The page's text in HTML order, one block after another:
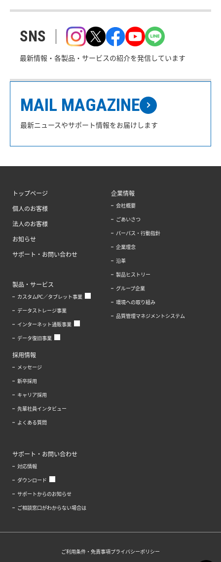
SNS
最新情報・各製品・サービスの紹介を発信しています
MAIL MAGAZINE
最新ニュースやサポート情報をお届けします
トップページ
個人のお客様
法人のお客様
お知らせ
サポート・お問い合わせ
製品・サービス
カスタムPC／タブレット事業
データストレージ事業
インターネット通販事業
データ復旧事業
企業情報
会社概要
ごあいさつ
パーパス・行動指針
企業理念
沿革
製品ヒストリー
グループ企業
環境への取り組み
品質管理マネジメントシステム
採用情報
メッセージ
新卒採用
キャリア採用
先輩社員インタビュー
よくある質問
サポート・お問い合わせ
対応情報
ダウンロード
サポートからのお知らせ
ご相談窓口がわからない場合は
ご利用条件・免責事項プライバシーポリシー